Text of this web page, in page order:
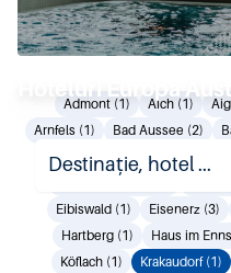
Hoteluri Europa
Admont (1) Aich (1)
Arnfels (1)
Bad Aussee (2)
Bad Loipersdorf (1)
Bad
Eibiswald (1)
Eisenerz (3)
Hartberg (1)
Haus im
Köflach (1)
Krakaudorf (1)